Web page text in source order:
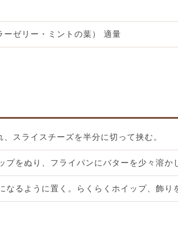
ゼリー・ミントの葉） 適量
スライスチーズを半分に切って挟む。
プをぬり、フライパンにバターを少々溶か
なるように置く。らくらくホイップ、飾り